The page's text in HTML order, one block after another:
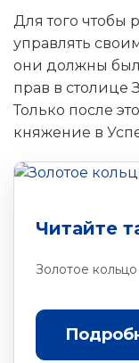
Для того чтобы
управлять
они должны
прав в столице
Только после
княжение в
Читайте
Золотое